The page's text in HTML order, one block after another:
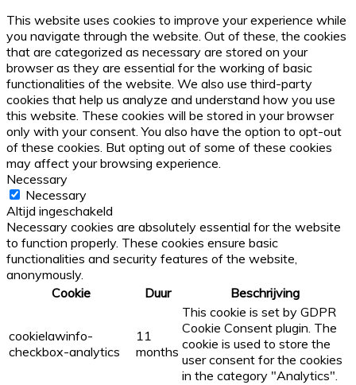
This website uses cookies to improve your experience while
you navigate through the website. Out of these, the cookies
that are categorized as necessary are stored on your
browser as they are essential for the working of basic
functionalities of the website. We also use third-party
cookies that help us analyze and understand how you use
this website. These cookies will be stored in your browser
only with your consent. You also have the option to opt-out
of these cookies. But opting out of some of these cookies
may affect your browsing experience.
Necessary
Necessary
Altijd ingeschakeld
Necessary cookies are absolutely essential for the website
to function properly. These cookies ensure basic
functionalities and security features of the website,
anonymously.
Cookie
Duur Beschrijving
cookielawinfo-
checkbox-analytics
11
months
This cookie is set by GDPR
Cookie Consent plugin. The
cookie is used to store the
user consent for the cookies
in the category "Analytics".